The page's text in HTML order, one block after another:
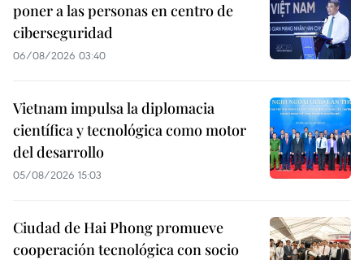
poner a las personas en centro de
ciberseguridad
06/08/2026 03:40
Vietnam impulsa la diplomacia
científica y tecnológica como motor
del desarrollo
05/08/2026 15:03
Ciudad de Hai Phong promueve
cooperación tecnológica con socio